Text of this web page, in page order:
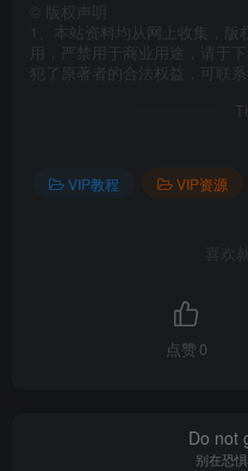
版权声明
1、本站资料均从网上收集，版
用，严禁用于商业用途，请于
犯了原著者的合法权益，可联系
VIP教程 VIP资源
喜欢
点赞 0
Do not
别在恐